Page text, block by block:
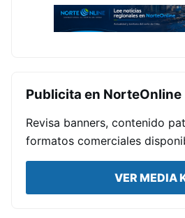
Publicita en NorteOnline
Revisa banners, contenido
formatos comerciales
VER MEDIA